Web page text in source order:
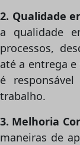
2. Qualidade
a qualidade
processos,
até a entrega
é
trabalho.
3. Melhoria
maneiras de